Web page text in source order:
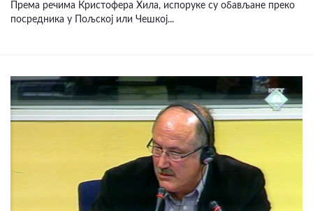
Према речима Кристофера Хила, испоруке су обављане преко
посредника у Пољској или Чешкој...